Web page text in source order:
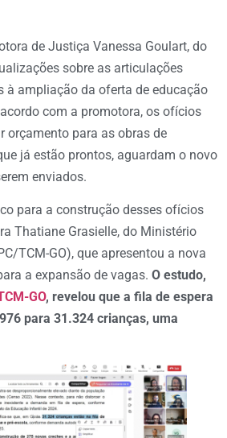
de Justiça Vanessa Goulart, do
sobre as articulações
à ampliação da oferta de educação
com a promotora, os ofícios
orçamento para as obras de
já estão prontos, aguardam o novo
enviados.
para a construção desses ofícios
Thatiane Grasielle, do Ministério
TCM-GO), que apresentou a nova
a expansão de vagas. O estudo,
GO, revelou que a fila de espera
para 31.324 crianças, uma